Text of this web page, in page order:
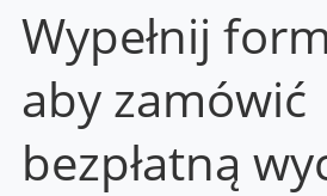
Wypełnij
aby zamówić
bezpłatną